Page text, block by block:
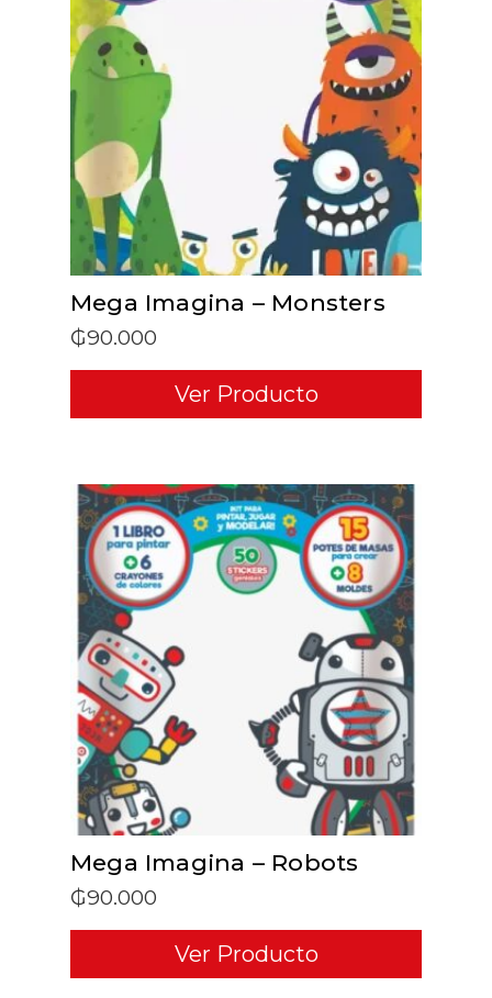
Mega Imagina – Monsters
₲90.000
Ver Producto
ADD TO CART
Mega Imagina – Robots
₲90.000
Ver Producto